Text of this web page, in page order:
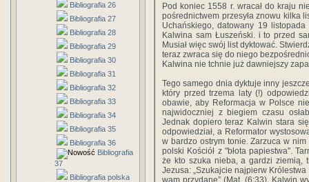
Bibliografia 26
Bibliografia 27
Bibliografia 28
Bibliografia 29
Bibliografia 30
Bibliografia 31
Bibliografia 32
Bibliografia 33
Bibliografia 34
Bibliografia 35
Bibliografia 36
Bibliografia
37
Bibliografia polska
Pod koniec 1558 r. wracał do kraju
pośrednictwem przesyła znowu kilka
Uchańskiego, datowany 19
Kalwina sam Łuszeński. i to przed
Musiał więc swój list dyktować.
teraz zwraca się do niego
Kalwina nie tchnie już dawniejszy
Tego samego dnia dyktuje inny
który przed trzema laty (!)
obawie, aby Reformacja w Polsce
najwidoczniej z biegiem czasu
Jednak dopiero teraz Kalwin stara
odpowiedział, a Reformator
w bardzo ostrym tonie. Zarzuca w
polski Kościół z "błota papiestwa".
że kto szuka nieba, a gardzi ziemią,
Jezusa: „Szukajcie najpierw
wam przydane” (Mat. (6:33). Kalwin